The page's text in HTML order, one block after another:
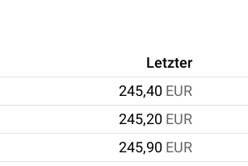
Letzter
245,40 EUR
245,20 EUR
245,90 EUR